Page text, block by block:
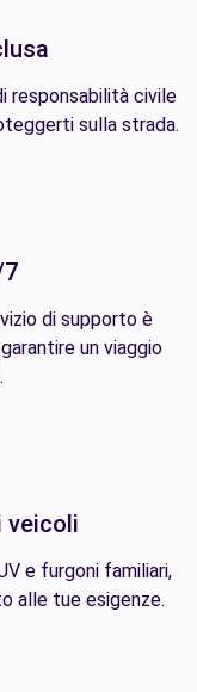
responsabilità civile
sulla strada.
di supporto è
un viaggio
veicoli
e furgoni familiari,
alle tue esigenze.